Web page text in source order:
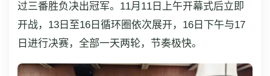
过三番胜负决出冠军。11月11日上午开幕式后立即
开战，13日至16日循环圈依次展开，16日下午与17
日进行决赛，全部一天两轮，节奏极快。